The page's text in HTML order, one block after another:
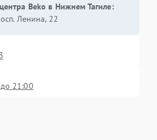
Beko в Нижнем Тагиле:
Ленина, 22
21:00